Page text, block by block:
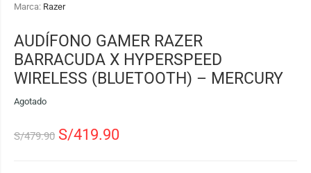
Marca: Razer
AUDÍFONO GAMER RAZER
BARRACUDA X HYPERSPEED
WIRELESS (BLUETOOTH) – MERCURY
Agotado
S/479.90 S/419.90